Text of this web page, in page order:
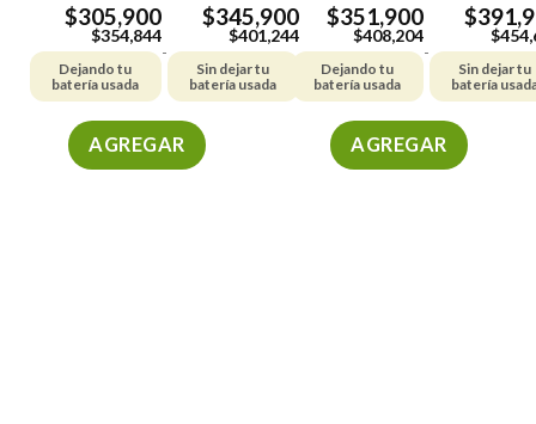
$305,900
$354,844
Dejando tu
batería usada
-
$345,900
$401,244
Sin dejar tu
batería usada
AGREGAR
$351,900
$408,204
Dejando tu
batería usada
-
$
$
Sin dejar tu
batería
AGREGAR